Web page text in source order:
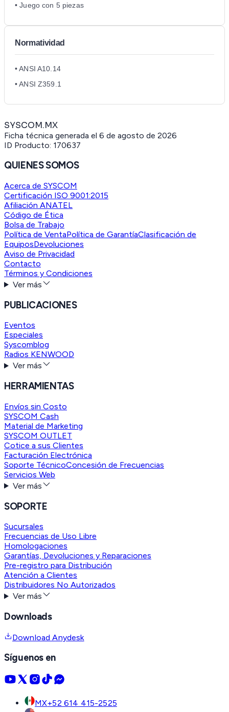
• Juego con 5 piezas
Normatividad
• ANSI A10.14
• ANSI Z359.1
SYSCOM.MX
Ficha técnica generada el 6 de agosto de 2026
ID Producto: 170637
QUIENES SOMOS
Acerca de SYSCOM
Certificación ISO 9001:2015
Afiliación ANATEL
Código de Ética
Bolsa de Trabajo
Política de VentaPolítica de GarantíaClasificación de
EquiposDevoluciones
Aviso de Privacidad
Contacto
Términos y Condiciones
Ver más
PUBLICACIONES
Eventos
Especiales
Syscomblog
Radios KENWOOD
Ver más
HERRAMIENTAS
Envíos sin Costo
SYSCOM Cash
Material de Marketing
SYSCOM OUTLET
Cotice a sus Clientes
Facturación Electrónica
Soporte TécnicoConcesión de Frecuencias
Servicios Web
Ver más
SOPORTE
Sucursales
Frecuencias de Uso Libre
Homologaciones
Garantías, Devoluciones y Reparaciones
Pre-registro para Distribución
Atención a Clientes
Distribuidores No Autorizados
Ver más
Downloads
Download Anydesk
Síguenos en
MX+52 614 415-2525